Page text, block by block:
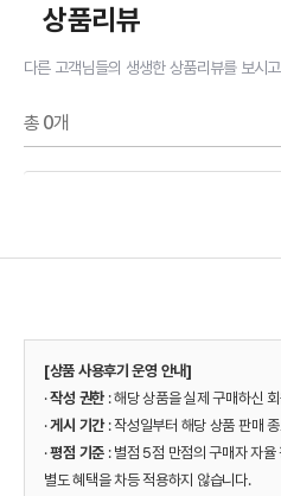
상품리뷰
다른 고객님들의 생생한 상품리뷰를 보시
총 0개
[상품 사용후기 운영 안내]
·작성 권한 : 해당 상품을 실제 구매하신
·게시 기간: 작성일부터 해당 상품 판매
·평점 기준 : 별점 5점 만점의 구매자 자
별도 혜택을 차등 적용하지 않습니다.